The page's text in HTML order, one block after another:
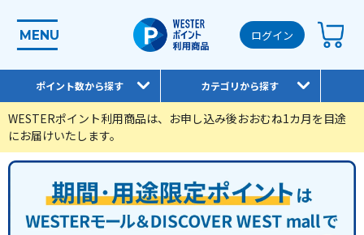
MENU ログイン
ポイント数から探す カテゴリから探す
WESTERポイント利用商品は、お申し込み後おおむね1カ月を目途
にお届けいたします。